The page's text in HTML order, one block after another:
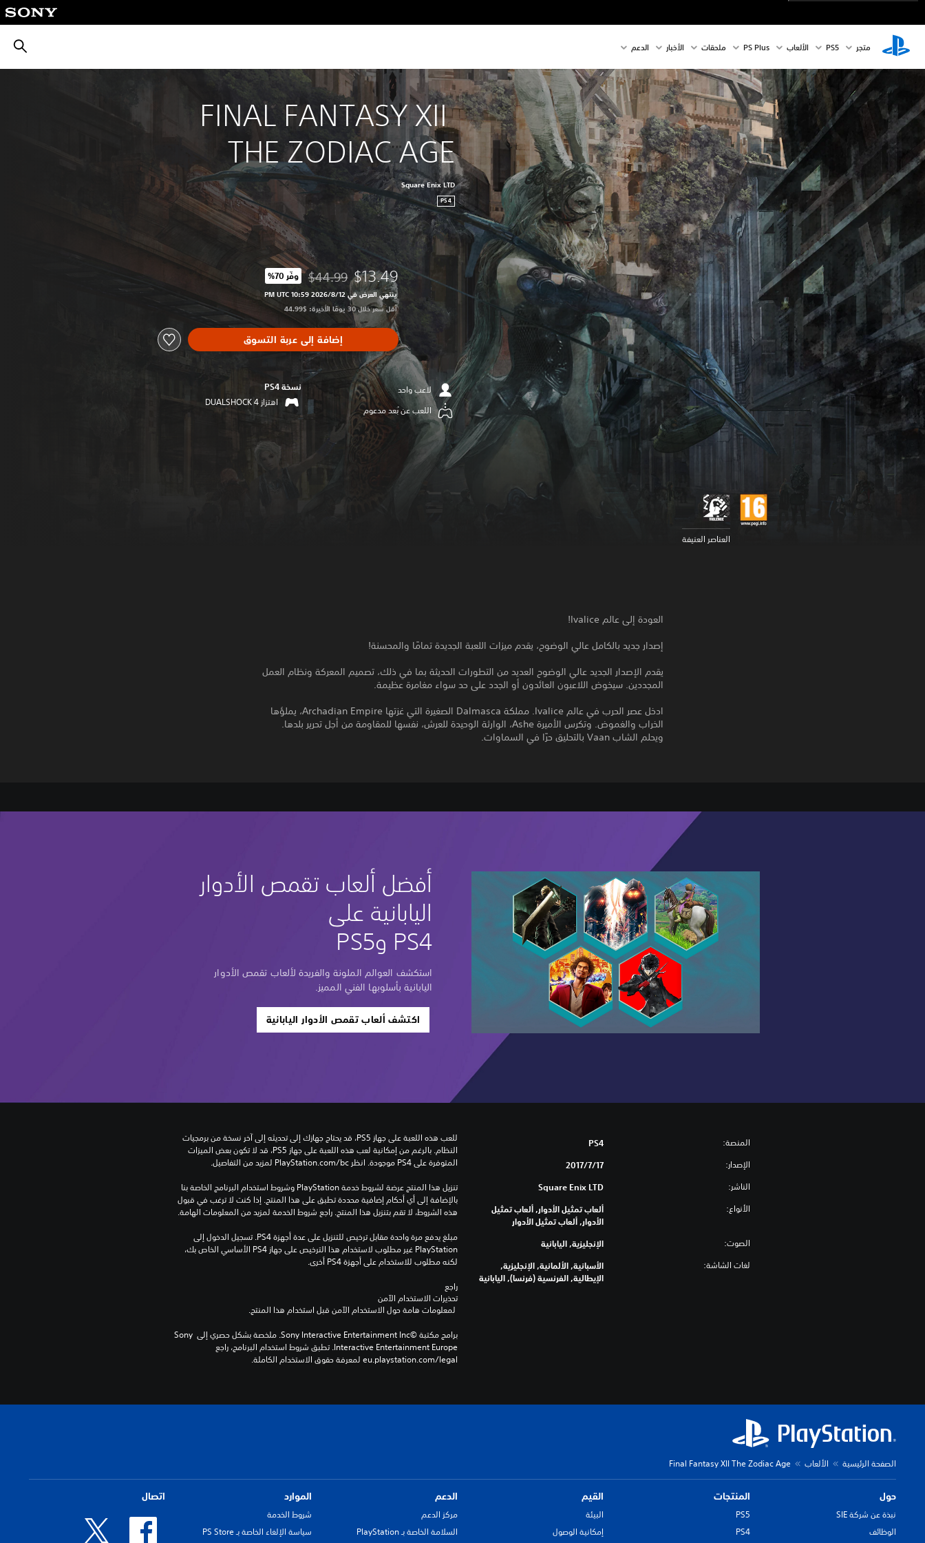
متجر PS5‏ الألعاب PS Plus ملحقات الأخبار الدعم
‎FINAL FANTASY XII
THE ZODIAC AGE
Square Enix LTD
PS4
$13.49 مخصوم من السعر الأصلي البالغ $44.99‏
$44.99 وفّر 70%‏
ينتهي العرض في 12‏/8‏/2026 10:59 PM UTC‏
أقل سعر خلال 30 يومًا الأخيرة: $44.99‏
إضافة إلى عربة التسوق
لاعب واحد
اللعب عن بُعد مدعوم
نسخة PS4‏
اهتزاز DUALSHOCK 4‏
العناصر العنيفة
العودة إلى عالم Ivalice!
إصدار جديد بالكامل عالي الوضوح، يقدم ميزات اللعبة الجديدة تمامًا والمحسنة!
يقدم الإصدار الجديد عالي الوضوح العديد من التطورات الحديثة بما في ذلك، تصميم المعركة ونظام العمل
المجددين. سيخوض اللاعبون العائدون أو الجدد على حد سواء مغامرة عظيمة.
ادخل عصر الحرب في عالم Ivalice. مملكة Dalmasca الصغيرة التي غزتها Archadian Empire، يملؤها
الخراب والغموض. وتكرس الأميرة Ashe، الوارثة الوحيدة للعرش، نفسها للمقاومة من أجل تحرير بلدها.
ويحلم الشاب Vaan بالتحليق حرًا في السماوات.
أفضل ألعاب تقمص الأدوار
اليابانية على
PS4 وPS5
استكشف العوالم الملونة والفريدة لألعاب تقمص الأدوار
اليابانية بأسلوبها الفني المميز.
اكتشف ألعاب تقمص الأدوار اليابانية
المنصة: PS4
الإصدار: 17‏/7‏/2017
الناشر: Square Enix LTD
الأنواع:
ألعاب تمثيل الأدوار, ألعاب تمثيل
الأدوار, ألعاب تمثيل الأدوار
الصوت: الإنجليزية, اليابانية
لغات الشاشة:
الأسبانية, الألمانية, الإنجليزية,
الإيطالية, الفرنسية (فرنسا), اليابانية
للعب هذه اللعبة على جهاز PS5، قد يحتاج جهازك إلى تحديثه إلى آخر نسخة من برمجيات
النظام. بالرغم من إمكانية لعب هذه اللعبة على جهاز PS5، قد لا تكون بعض الميزات
المتوفرة على PS4 موجودة. انظر ‎PlayStation.com/bc لمزيد من التفاصيل.
بالإضافة إلى أي أحكام إضافية محددة تطبق على هذا المنتج. إذا كنت لا ترغب في قبول
هذه الشروط، لا تقم بتنزيل هذا المنتج. راجع شروط الخدمة لمزيد من المعلومات الهامة.
مبلغ يدفع مرة واحدة مقابل ترخيص للتنزيل على عدة أجهزة PS4. تسجيل الدخول إلى
لكنه مطلوب للاستخدام على أجهزة PS4 أخرى.
راجع
تحذيرات الاستخدام الآمن
برامج مكتبة ©Sony Interactive Entertainment Inc. ملخصة بشكل حصري إلى Sony
eu.playstation.com/legal لمعرفة حقوق الاستخدام الكاملة.
الصفحة الرئيسية الألعاب Final Fantasy XII The Zodiac Age
حول
نبذة عن شركة SIE
الوظائف
المنتجات
PS5
PS4
القيم
البيئة
إمكانية الوصول
الدعم
مركز الدعم
السلامة الخاصة بـ PlayStation
الموارد
شروط الخدمة
سياسة الإلغاء الخاصة بـ PS Store
اتصال